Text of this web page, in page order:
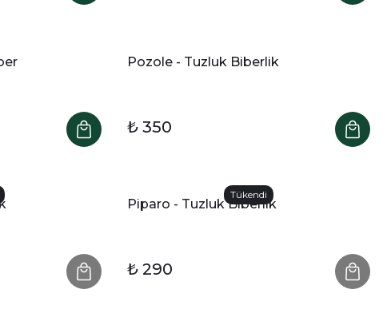
Pozole - Tuzluk Biberlik
₺ 350
Tükendi
Piparo - Tuzluk Biberlik
₺ 290